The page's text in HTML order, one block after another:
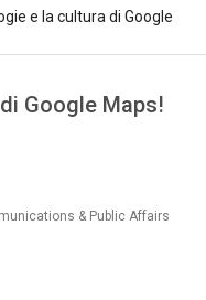
e la cultura di Google
Google Maps!
& Public Affairs